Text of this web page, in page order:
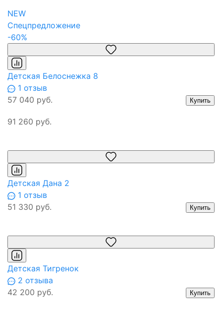
NEW
Спецпредложение
-60%
Детская Белоснежка 8
1 отзыв
57 040 руб.
91 260 руб.
Купить
Детская Дана 2
1 отзыв
51 330 руб.
Купить
Детская Тигренок
2 отзыва
42 200 руб.
Купить